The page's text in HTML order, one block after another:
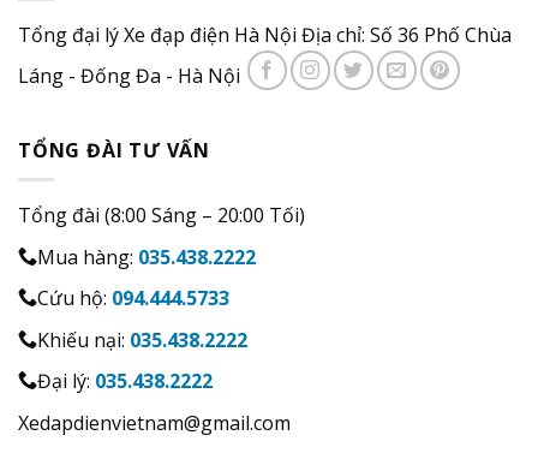
Tổng đại lý Xe đạp điện Hà Nội Địa chỉ: Số 36 Phố Chùa
Láng - Đống Đa - Hà Nội
TỔNG ĐÀI TƯ VẤN
Tổng đài (8:00 Sáng – 20:00 Tối)
Mua hàng: 035.438.2222
Cứu hộ: 094.444.5733
Khiếu nại: 035.438.2222
Đại lý: 035.438.2222
Xedapdienvietnam@gmail.com